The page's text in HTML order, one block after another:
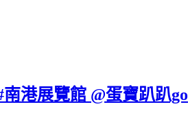
港展覽館 @蛋寶趴趴go